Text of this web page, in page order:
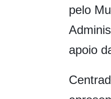
pelo
apoio